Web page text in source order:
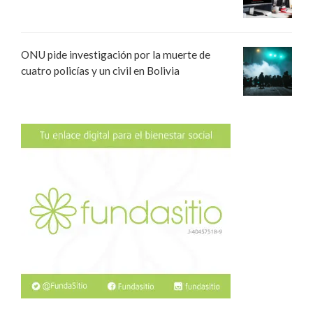
ONU pide investigación por la muerte de
cuatro policías y un civil en Bolivia